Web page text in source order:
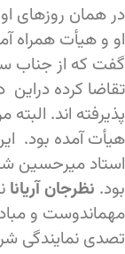
در همان روزهای
او و هیأت همراه
گفت که از جناب
تقاضا کرده
پذیرفته اند.
هیأت آمده بود.
استاد میرحسین
بود. نظرجان آریانا
مهماندوست و
تصدی نمایندگی